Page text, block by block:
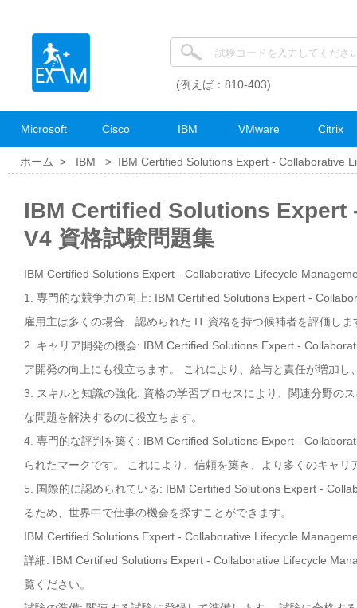
(例えば：810-403)
Microsoft Cisco IBM VMware Citrix
ホーム > IBM > IBM Certified Solutions Expert - Collaborative
IBM Certified Solutions
V4 資格試験問題集
IBM Certified Solutions Expert - Collaborative Lifecycle
1. 専門的な競争力の向上: IBM Certified Solutions Expert -
雇用主は多くの場合、認められた IT 資格を持つ候補者を評価し
2. キャリア開発の機会: IBM Certified Solutions Expert -
ア開発の向上にも役立ちます。 これにより、給与と責任が増加
3. スキルと知識の強化: 資格の学習プロセスにより、関連分野の
な問題を解決するのに役立ちます。
4. 専門的な評判を築く: IBM Certified Solutions Expert -
られたマークです。 これにより、信頼を築き、より多くのキャ
5. 国際的に認められている: IBM Certified Solutions Expert -
るため、世界中で仕事の機会を探すことができます。
IBM Certified Solutions Expert - Collaborative Lifecycle
詳細: IBM Certified Solutions Expert - Collaborative Lifecycle
覧ください。